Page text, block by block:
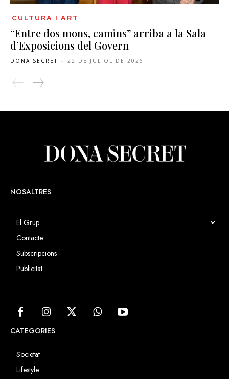
CULTURA I ART
“Entre dos mons, camins” arriba a la Sala
d’Exposicions del Govern
DONA SECRET - 22 DE JULIOL DE 2026
NOSALTRES
El Grup
Contacte
Subscripcions
Publicitat
CATEGORIES
Societat
Lifestyle